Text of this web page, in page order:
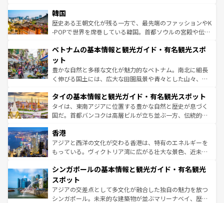
はコンテンツ一覧
いる。アクティビティも充実しており、サーフィンやダイ
ビング、ハイキングなど、アウトドア好きにはたまらな
い。オーストラリアの多彩な魅力を存分に味わいつくそ
参照してほしい。
ン）、静ひつな山岳地帯である台湾東部など、都市の喧騒
と山間の静けさが共存しており、訪れる人に新しい発見と
驚きをもたらしてくれる。また、奥深い台湾の食文化も魅
容にもいいと評判のスイーツなど、バラエティ豊かな料理
照してほしい。
韓国
歴史ある王朝文化が残る一方で、最先端のファッションやK
-POPで世界を席巻している韓国。首都ソウルの宮殿や伝統
き、地方に足を延ばせば四季折々の自然美を楽しむことが
できる。そして、キムチや焼肉、絶品のストリートフード
まで、さまざまな韓国料理が待っている。夜には、韓国な
らではのナイトライフも堪能できる。あたたかいホスピタ
わってみてほしい。 なお、新着の韓国情報はコンテンツ一
覧 を参照してほしい。
ベトナムの基本情報と観光ガイド・有名観光スポ
ット
豊かな自然と多様な文化が魅力的なベトナム。南北に細長
く伸びる国土には、広大な田園風景や青々とした山々、世
急速な発展と共に伝統が息づく。ハノイの古い町並みやホ
ーチミン市のフランス統治時代の建物も、独特の雰囲気を
醸し出している。また、バラエティの豊かさとおいしさで
とつ。フォーやバインミー、ベトナムコーヒーなどは、ぜ
ひ現地で味わいたい。どの地域を訪れてもあたたかい人々
が旅行者を迎えてくれるので、きっと忘れられない旅にな
参照してほしい。
タイの基本情報と観光ガイド・有名観光スポット
タイは、東南アジアに位置する豊かな自然と歴史が息づく
国だ。首都バンコクは高層ビルが立ち並ぶ一方、伝統的な
の活気が交差している。北部ではチェンマイなどの山岳地
帯で自然と触れ合い、南部ではプーケットやクラビの美し
いビーチでリゾート気分を楽しむことができる。タイ料理
激する。気候は一年中温暖で、どの季節にも異なる楽しみ
が待っている。親しみやすいタイの人々、仏教を中心とし
た文化、そして多様な観光資源が、訪れる旅人を魅了し続
ける。 なお、新着のタイ情報はコンテンツ一覧を参照して
香港
アジアと西洋の文化が交わる香港は、特有のエネルギーを
もっている。ヴィクトリア湾に広がる壮大な景色、近未来
み、どこを訪れても感動するはず。観光スポットが密集し
ており、効率よく見どころを回れるのも魅力。息をのむよ
うな絶景から文化的な体験まで、香港を存分に楽しみ尽く
そう。 なお、新着の香港情報はコンテンツ一覧を参照して
シンガポールの基本情報と観光ガイド・有名観光
スポット
アジアの交差点として多文化が融合した独自の魅力を放つ
シンガポール。未来的な建築物が並ぶマリーナベイ、歴史